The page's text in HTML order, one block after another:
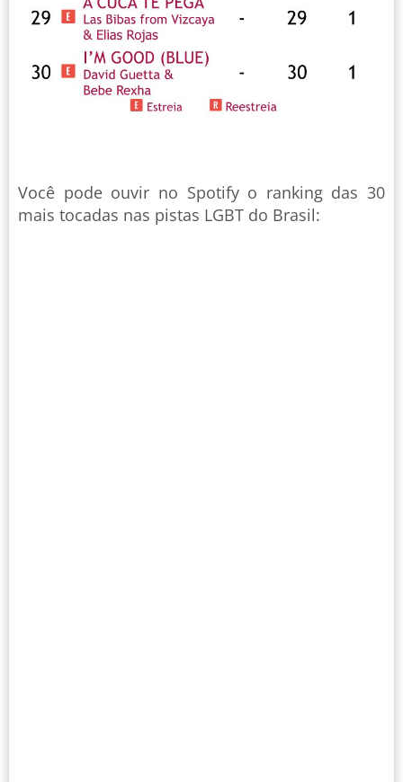
Você pode ouvir no Spotify o ranking das 30
mais tocadas nas pistas LGBT do Brasil: